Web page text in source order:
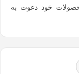
خود دعوت به